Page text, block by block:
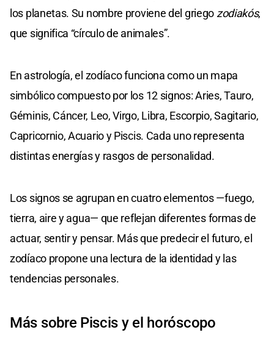
los planetas. Su nombre proviene del griego zodiakós,
que significa “círculo de animales”.
En astrología, el zodíaco funciona como un mapa
simbólico compuesto por los 12 signos: Aries, Tauro,
Géminis, Cáncer, Leo, Virgo, Libra, Escorpio, Sagitario,
Capricornio, Acuario y Piscis. Cada uno representa
distintas energías y rasgos de personalidad.
Los signos se agrupan en cuatro elementos —fuego,
tierra, aire y agua— que reflejan diferentes formas de
actuar, sentir y pensar. Más que predecir el futuro, el
zodíaco propone una lectura de la identidad y las
tendencias personales.
Más sobre Piscis y el horóscopo